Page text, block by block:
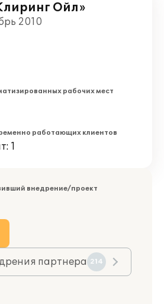
Ойл»
2010
рабочих мест
работающих клиентов
1
внедрение/проект
партнера 214